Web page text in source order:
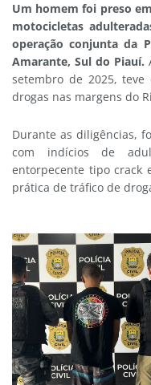
Um homem foi preso
motocicletas
operação conjunta da
Amarante, Sul do Piauí.
setembro de 2025,
drogas nas margens do
Durante as diligências,
com indícios de
entorpecente tipo crack
prática de tráfico de